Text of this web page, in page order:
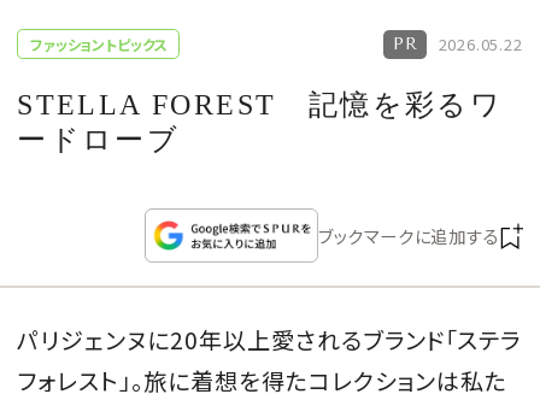
JEWELRY & WATCH
LIFESTYLE
CELEBRITY
WEDDING
ファッショントピックス 2026.05.22
STELLA FOREST 記憶を彩るワ
ードローブ
ブックマークに追加する
パリジェンヌに20年以上愛されるブランド「ステラ
フォレスト」。旅に着想を得たコレクションは私た